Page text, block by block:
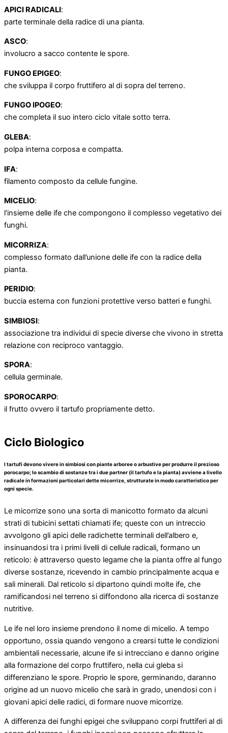
APICI RADICALI:
parte terminale della radice di una pianta.
ASCO:
involucro a sacco contente le spore.
FUNGO EPIGEO:
che sviluppa il corpo fruttifero al di sopra del terreno.
FUNGO IPOGEO:
che completa il suo intero ciclo vitale sotto terra.
GLEBA:
polpa interna corposa e compatta.
IFA:
filamento composto da cellule fungine.
MICELIO:
l’insieme delle ife che compongono il complesso vegetativo dei
funghi.
MICORRIZA:
complesso formato dall’unione delle ife con la radice della
pianta.
PERIDIO:
buccia esterna con funzioni protettive verso batteri e funghi.
SIMBIOSI:
associazione tra individui di specie diverse che vivono in stretta
relazione con reciproco vantaggio.
SPORA:
cellula germinale.
SPOROCARPO:
il frutto ovvero il tartufo propriamente detto.
Ciclo Biologico
I tartufi devono vivere in simbiosi con piante arboree o arbustive per produrre il prezioso
porocarpo; lo scambio di sostanze tra i due partner (il tartufo e la pianta) avviene a livello
radicale in formazioni particolari dette micorrize, strutturate in modo caratteristico per
ogni specie.
Le micorrize sono una sorta di manicotto formato da alcuni
strati di tubicini settati chiamati ife; queste con un intreccio
avvolgono gli apici delle radichette terminali dell’albero e,
insinuandosi tra i primi livelli di cellule radicali, formano un
reticolo: è attraverso questo legame che la pianta offre al fungo
diverse sostanze, ricevendo in cambio principalmente acqua e
sali minerali. Dal reticolo si dipartono quindi molte ife, che
ramificandosi nel terreno si diffondono alla ricerca di sostanze
nutritive.
Le ife nel loro insieme prendono il nome di micelio. A tempo
opportuno, ossia quando vengono a crearsi tutte le condizioni
ambientali necessarie, alcune ife si intrecciano e danno origine
alla formazione del corpo fruttifero, nella cui gleba si
differenziano le spore. Proprio le spore, germinando, daranno
origine ad un nuovo micelio che sarà in grado, unendosi con i
giovani apici delle radici, di formare nuove micorrize.
A differenza dei funghi epigei che sviluppano corpi fruttiferi al di